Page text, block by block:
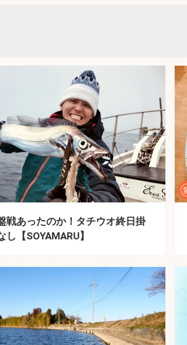
戦あったのか！タチウオ終日掛
し【SOYAMARU】